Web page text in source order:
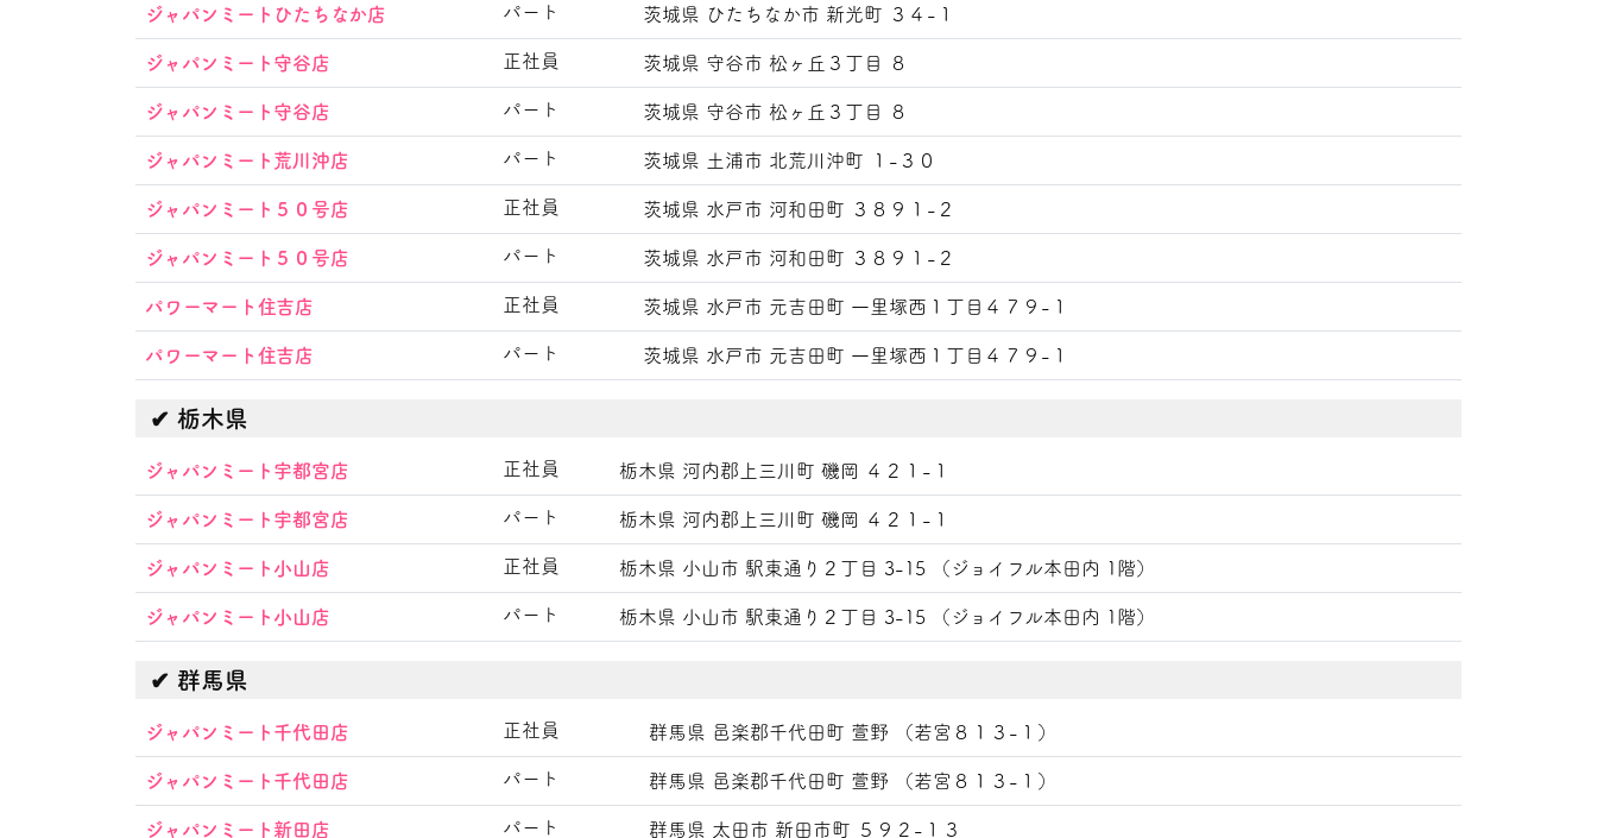
ジャパンミートひたちなか店 パート 茨城県 ひたちなか市 新光町 ３４-１
ジャパンミート守谷店 正社員 茨城県 守谷市 松ヶ丘３丁目 ８
ジャパンミート守谷店 パート 茨城県 守谷市 松ヶ丘３丁目 ８
ジャパンミート荒川沖店 パート 茨城県 土浦市 北荒川沖町 １-３０
ジャパンミート５０号店 正社員 茨城県 水戸市 河和田町 ３８９１-２
ジャパンミート５０号店 パート 茨城県 水戸市 河和田町 ３８９１-２
パワーマート住吉店 正社員 茨城県 水戸市 元吉田町 一里塚西１丁目４７９-１
パワーマート住吉店 パート 茨城県 水戸市 元吉田町 一里塚西１丁目４７９-１
栃木県
ジャパンミート宇都宮店 正社員 栃木県 河内郡上三川町 磯岡 ４２１-１
ジャパンミート宇都宮店 パート 栃木県 河内郡上三川町 磯岡 ４２１-１
ジャパンミート小山店 正社員 栃木県 小山市 駅東通り２丁目 3-15 （ジョイフル本田内 1階）
ジャパンミート小山店 パート 栃木県 小山市 駅東通り２丁目 3-15 （ジョイフル本田内 1階）
群馬県
ジャパンミート千代田店 正社員 群馬県 邑楽郡千代田町 萱野 （若宮８１３-１）
ジャパンミート千代田店 パート 群馬県 邑楽郡千代田町 萱野 （若宮８１３-１）
ジャパンミート新田店 パート 群馬県 太田市 新田市町 ５９２-１３